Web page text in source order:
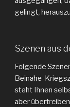
gelingt,
Szenen aus
Folgende
Beinahe-
steht Ihnen
aber